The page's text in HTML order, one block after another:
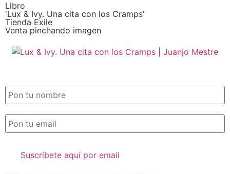
Libro
'Lux & Ivy. Una cita con los Cramps'
Tienda Exile
Venta pinchando imagen